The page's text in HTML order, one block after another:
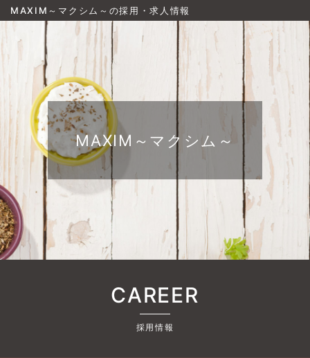
MAXIM～マクシム～の採用・求人情報
MAXIM～マクシム～
CAREER
採用情報